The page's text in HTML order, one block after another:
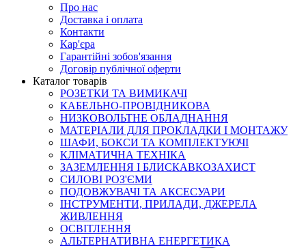
Про нас
Доставка і оплата
Контакти
Кар'єра
Гарантійні зобов'язання
Договір публічної оферти
Каталог товарів
РОЗЕТКИ ТА ВИМИКАЧІ
КАБЕЛЬНО-ПРОВІДНИКОВА
НИЗКОВОЛЬТНЕ ОБЛАДНАННЯ
МАТЕРІАЛИ ДЛЯ ПРОКЛАДКИ І МОНТАЖУ
ШАФИ, БОКСИ ТА КОМПЛЕКТУЮЧІ
КЛІМАТИЧНА ТЕХНІКА
ЗАЗЕМЛЕННЯ І БЛИСКАВКОЗАХИСТ
СИЛОВІ РОЗ'ЄМИ
ПОДОВЖУВАЧІ ТА АКСЕСУАРИ
ІНСТРУМЕНТИ, ПРИЛАДИ, ДЖЕРЕЛА
ЖИВЛЕННЯ
ОСВІТЛЕННЯ
АЛЬТЕРНАТИВНА ЕНЕРГЕТИКА